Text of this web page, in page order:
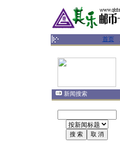
首页
新闻搜索